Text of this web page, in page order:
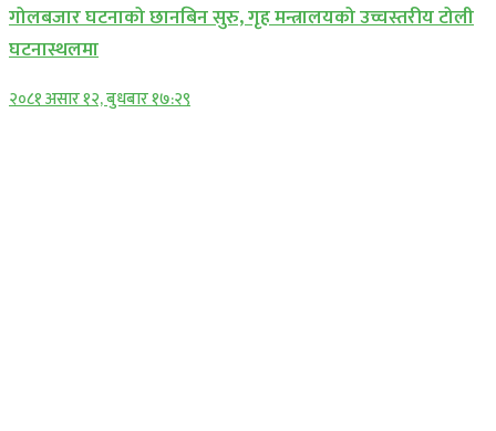
गोलबजार घटनाको छानबिन सुरु, गृह मन्त्रालयको उच्चस्तरीय टोली
घटनास्थलमा
२०८१ असार १२, बुधबार १७:२९